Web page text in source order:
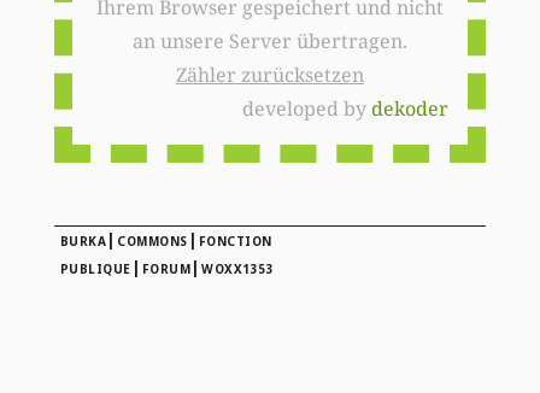
Ihrem Browser gespeichert und nicht
an unsere Server übertragen.
Zähler zurücksetzen
developed bydekoder
BURKA | COMMONS | FONCTION
PUBLIQUE | FORUM |WOXX1353